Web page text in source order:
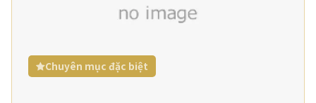
Chuyên mục đặc biệt